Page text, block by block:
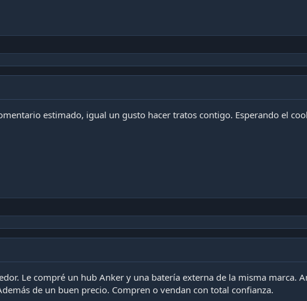
estimado, igual un gusto hacer tratos contigo. Esperando el
Le compré un hub Anker y una batería externa de la misma marca.
de un buen precio. Compren o vendan con total confianza.